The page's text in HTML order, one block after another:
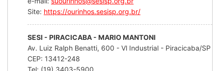
Site: https://ourinhos.sesisp.org.br/
SESI - PIRACICABA - MARIO MANTONI
Av. Luiz Ralph Benatti, 600 - Vl Industrial - Piracicaba/SP
CEP: 13412-248
Tel: (19) 3403-5900